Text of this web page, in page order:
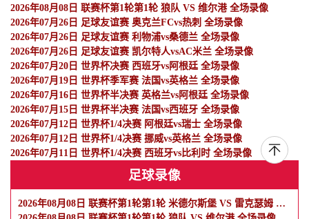
2026年08月08日 联赛杯第1轮第1轮 狼队 VS 维尔港 全场录像
2026年07月26日 足球友谊赛 奥克兰FCvs热刺 全场录像
2026年07月26日 足球友谊赛 利物浦vs桑德兰 全场录像
2026年07月26日 足球友谊赛 凯尔特人vsAC米兰 全场录像
2026年07月20日 世界杯决赛 西班牙vs阿根廷 全场录像
2026年07月19日 世界杯季军赛 法国vs英格兰 全场录像
2026年07月16日 世界杯半决赛 英格兰vs阿根廷 全场录像
2026年07月15日 世界杯半决赛 法国vs西班牙 全场录像
2026年07月12日 世界杯1/4决赛 阿根廷vs瑞士 全场录像
2026年07月12日 世界杯1/4决赛 挪威vs英格兰 全场录像
2026年07月11日 世界杯1/4决赛 西班牙vs比利时 全场录像
足球录像
2026年08月08日 联赛杯第1轮第1轮 米德尔斯堡 VS 雷克瑟姆 全场录像